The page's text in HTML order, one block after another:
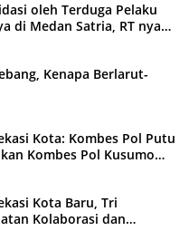
oleh Terduga Pelaku
di Medan Satria, RT nya
Kenapa Berlarut-
Kota: Kombes Pol Putu
Kombes Pol Kusumo
Kota Baru, Tri
Kolaborasi dan